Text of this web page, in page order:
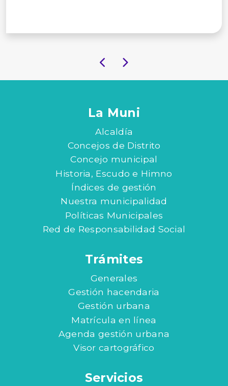
La Muni
Alcaldía
Concejos de Distrito
Concejo municipal
Historia, Escudo e Himno
Índices de gestión
Nuestra municipalidad
Políticas Municipales
Red de Responsabilidad Social
Trámites
Generales
Gestión hacendaria
Gestión urbana
Matrícula en línea
Agenda gestión urbana
Visor cartográfico
Servicios